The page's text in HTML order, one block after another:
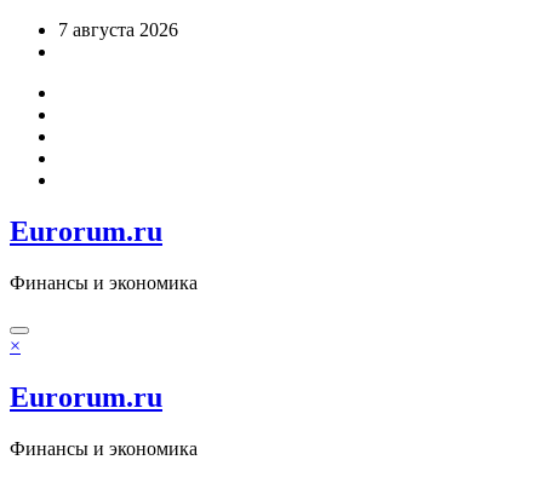
Перейти7 августа 2026
Eurorum.ru
Финансы и экономика
×
Eurorum.ru
Финансы и экономика